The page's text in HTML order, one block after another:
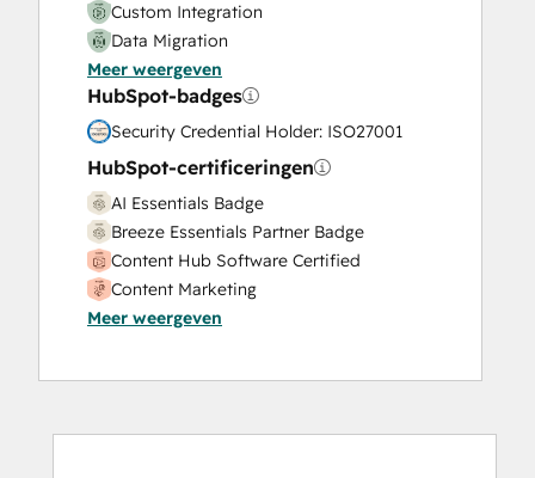
Custom Integration
Data Migration
Onboarding
Service Implementation
Solutions Architecture Design
Meer weergeven
HubSpot-badges
Security Credential Holder: ISO27001
HubSpot-certificeringen
AI Essentials Badge
Breeze Essentials Partner Badge
Content Hub Software Certified
Content Marketing
CRM Data Migration Certification
Digital Advertising
Email Marketing Certification
Meer weergeven